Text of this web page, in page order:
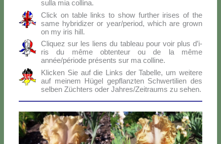
sul­la mia col­li­na.
Click on ta­ble links to show fur­ther iri­ses of the
sa­me hy­bri­di­zer or year/period, which are gro­wn
on my iris hill.
Cli­quez sur les liens du ta­bleau pour voir plus d’i­
ris du mê­me ob­ten­teur ou de la mê­me
année/période pré­sen­ts sur ma col­li­ne.
Klic­ken Sie auf die Links der Ta­bel­le, um wei­te­re
auf mei­nem Hü­gel ge­p­flanz­ten Sch­wer­ti­lien des
sel­ben Zü­ch­ters oder Jahres/Zeitraums zu se­hen.